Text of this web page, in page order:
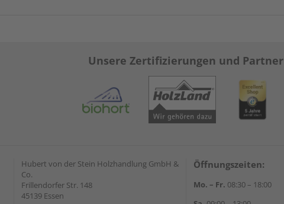
Unsere Zertifizierungen und Partner
Hubert von der Stein Holzhandlung GmbH &
Co.
Frillendorfer Str. 148
45139 Essen
Öffnungszeiten:
Mo. – Fr. 08:30 – 18:00